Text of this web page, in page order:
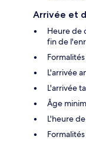
Arrivée et
Heure de
fin de
L'arrivée
L'arrivée
Âge
L'heure